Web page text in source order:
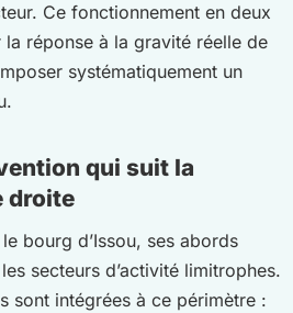
Ce fonctionnement en deux
la réponse à la gravité réelle de
systématiquement un
qui suit la
droite
bourg d’Issou, ses abords
secteurs d’activité limitrophes.
sont intégrées à ce périmètre :